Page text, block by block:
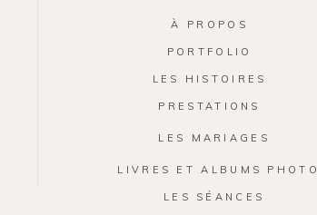
À PROPOS
PORTFOLIO
LES HISTOIRES
PRESTATIONS
LES MARIAGES
LIVRES ET ALBUMS PHOTO
LES SÉANCES